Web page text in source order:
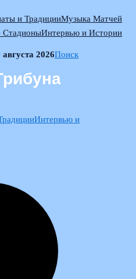
и ТрадицииМузыка Матчей
СтадионыИнтервью и Истории
августа 2026Поиск
Интервью и